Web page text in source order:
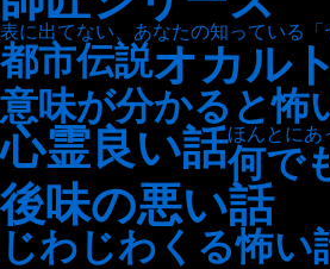
表に出てない、あなたの知っている「
都市伝説オカル
意味が分かると怖
心霊良い話ほんとにあ
何で
後味の悪い話
じわじわくる怖い